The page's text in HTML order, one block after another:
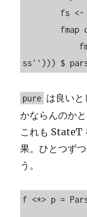
ss''))) $
pure は良いと
かならんのか
これも StateT
果。ひとつず
う。
f <*> p =